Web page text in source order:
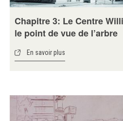
Chapitre 3: Le Centre
le point de vue de l’arbre
En savoir plus